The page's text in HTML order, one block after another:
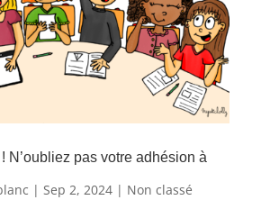
N’oubliez pas votre adhésion à
| Sep 2, 2024| Non classé